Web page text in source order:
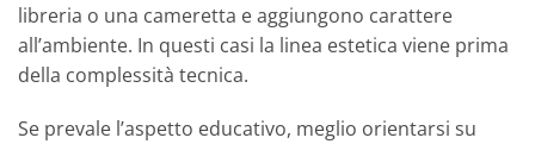
libreria o una cameretta e aggiungono carattere
all’ambiente. In questi casi la linea estetica viene prima
della complessità tecnica.
Se prevale l’aspetto educativo, meglio orientarsi su